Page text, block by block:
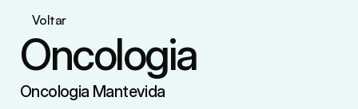
Voltar
Oncologia
Oncologia Mantevida